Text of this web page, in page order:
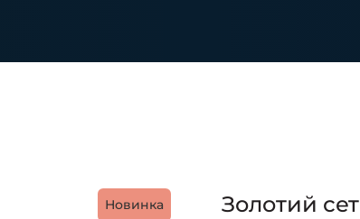
Новинка Золотий сет